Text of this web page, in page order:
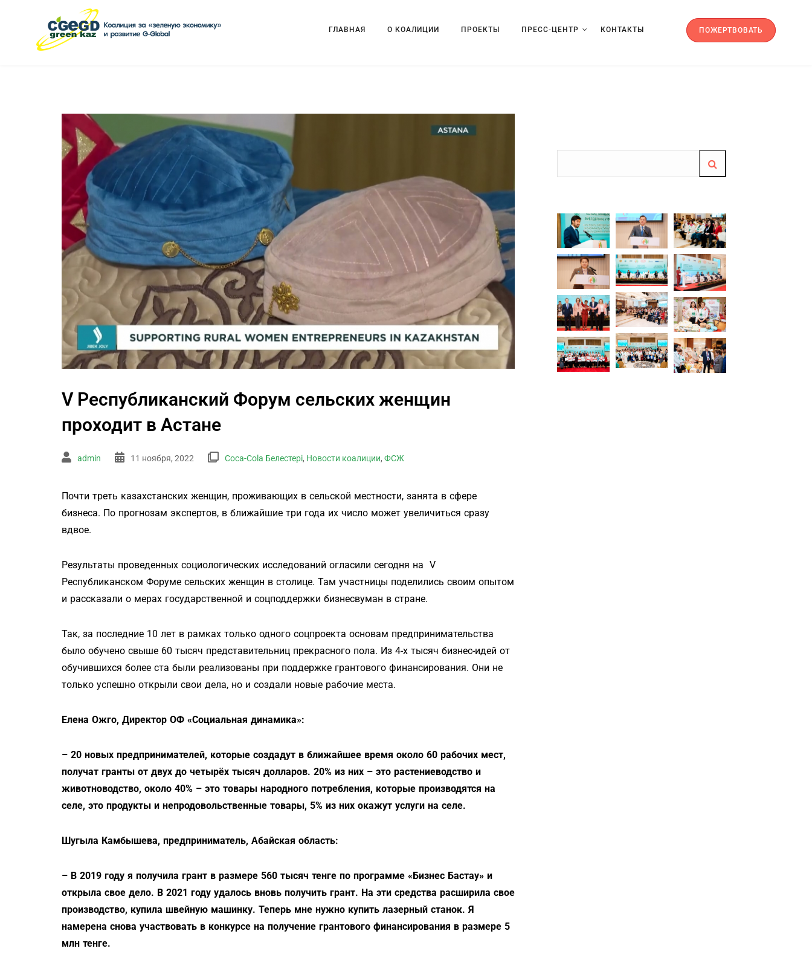
ГЛАВНАЯ О КОАЛИЦИИ ПРОЕКТЫ ПРЕСС-ЦЕНТР КОНТАКТЫ ПОЖЕРТВОВАТЬ
V Республиканский Форум сельских женщин
проходит в Астане
admin 11 ноября, 2022 Coca-Cola Белестері, Новости коалиции, ФСЖ
Почти треть казахстанских женщин, проживающих в сельской местности, занята в сфере
бизнеса. По прогнозам экспертов, в ближайшие три года их число может увеличиться сразу
вдвое.
Результаты проведенных социологических исследований огласили сегодня на V
Республиканском Форуме сельских женщин в столице. Там участницы поделились своим опытом
и рассказали о мерах государственной и соцподдержки бизнесвуман в стране.
Так, за последние 10 лет в рамках только одного соцпроекта основам предпринимательства
было обучено свыше 60 тысяч представительниц прекрасного пола. Из 4-х тысяч бизнес-идей от
обучившихся более ста были реализованы при поддержке грантового финансирования. Они не
только успешно открыли свои дела, но и создали новые рабочие места.
Елена Ожго, Директор ОФ «Социальная динамика»:
– 20 новых предпринимателей, которые создадут в ближайшее время около 60 рабочих мест,
получат гранты от двух до четырёх тысяч долларов. 20% из них – это растениеводство и
животноводство, около 40% – это товары народного потребления, которые производятся на
селе, это продукты и непродовольственные товары, 5% из них окажут услуги на селе.
Шугыла Камбышева, предприниматель, Абайская область:
– В 2019 году я получила грант в размере 560 тысяч тенге по программе «Бизнес Бастау» и
открыла свое дело. В 2021 году удалось вновь получить грант. На эти средства расширила свое
производство, купила швейную машинку. Теперь мне нужно купить лазерный станок. Я
намерена снова участвовать в конкурсе на получение грантового финансирования в размере 5
млн тенге.